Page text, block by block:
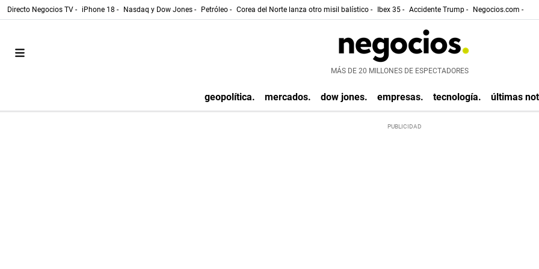
Directo Negocios TV - iPhone 18 - Nasdaq y Dow Jones - Petróleo - Corea del Norte lanza otro misil balístico - Ibex 35 - Accidente Trump - Negocios.com -
MÁS DE 20 MILLONES DE ESPECTADORES
geopolítica. mercados. dow jones. empresas. tecnología. últimas